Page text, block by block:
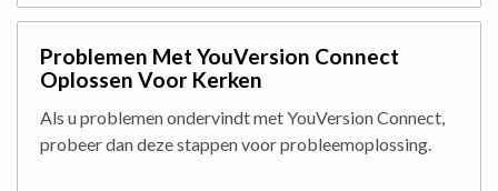
Problemen Met YouVersion Connect
Oplossen Voor Kerken
Als u problemen ondervindt met YouVersion Connect,
probeer dan deze stappen voor probleemoplossing.